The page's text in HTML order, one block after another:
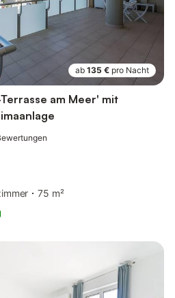
ab 135 € pro Nacht
am Meer' mit
75 m²